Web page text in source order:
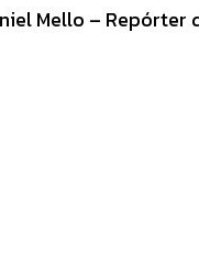
Mello – Repórter